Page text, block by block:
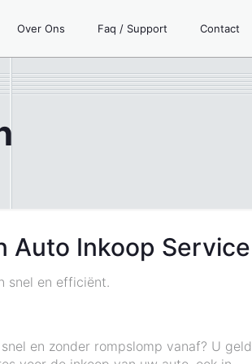
Over Ons Faq / Support Contact
Auto Inkoop Service
snel en efficiënt.
en zonder rompslomp vanaf? U geld